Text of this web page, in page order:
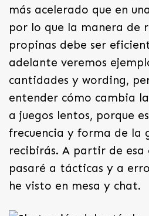
más acelerado que en
por lo que la manera de
propinas debe ser
adelante veremos
cantidades y wording,
entender cómo cambia
a juegos lentos, porque
frecuencia y forma de la
recibirás. A partir de esa
pasaré a tácticas y a
he visto en mesa y chat.